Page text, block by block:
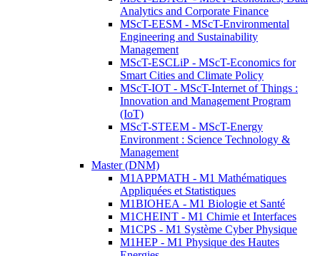
Analytics and Corporate Finance
MScT-EESM - MScT-Environmental
Engineering and Sustainability
Management
MScT-ESCLiP - MScT-Economics for
Smart Cities and Climate Policy
MScT-IOT - MScT-Internet of Things :
Innovation and Management Program
(IoT)
MScT-STEEM - MScT-Energy
Environment : Science Technology &
Management
Master (DNM)
M1APPMATH - M1 Mathématiques
Appliquées et Statistiques
M1BIOHEA - M1 Biologie et Santé
M1CHEINT - M1 Chimie et Interfaces
M1CPS - M1 Système Cyber Physique
M1HEP - M1 Physique des Hautes